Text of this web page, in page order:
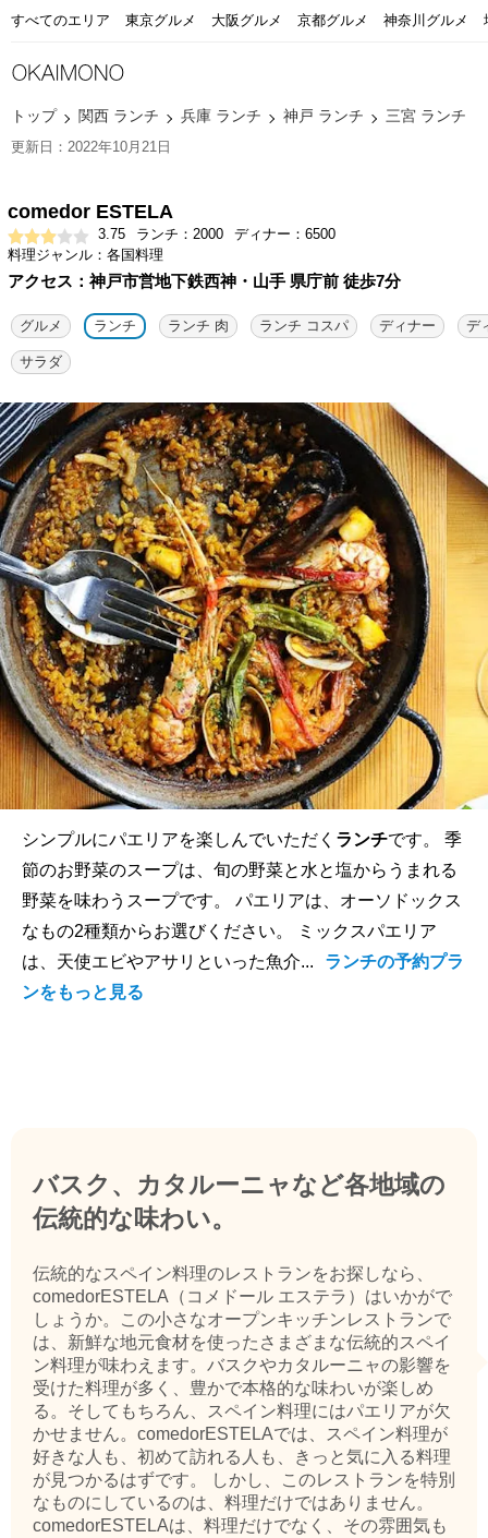
すべてのエリア 東京グルメ 大阪グルメ 京都グルメ 神奈川グルメ
トップ 関西 ランチ 兵庫 ランチ 神戸 ランチ 三宮 ランチ
更新日：2022年10月21日
comedor ESTELA
3.75 ランチ：2000
ディナー：6500
料理ジャンル：各国料理
アクセス：神戸市営地下鉄西神・山手 県庁前 徒歩7分
グルメ ランチ ランチ 肉 ランチ コスパ ディナー デ
サラダ
シンプルにパエリアを楽しんでいただく ランチです。 季
節のお野菜のスープは、旬の野菜と水と塩からうまれる
野菜を味わうスープです。 パエリアは、オーソドックス
なもの2種類からお選びください。 ミックスパエリア
は、天使エビやアサリといった魚介...
ランチの予約プラ
ンをもっと見る
バスク、カタルーニャなど各地域の
伝統的な味わい。
伝統的なスペイン料理のレストランをお探しなら、
comedorESTELA（コメドール エステラ）はいかがで
しょうか。この小さなオープンキッチンレストランで
は、新鮮な地元食材を使ったさまざまな伝統的スペイ
ン料理が味わえます。バスクやカタルーニャの影響を
受けた料理が多く、豊かで本格的な味わいが楽しめ
る。そしてもちろん、スペイン料理にはパエリアが欠
かせません。comedorESTELAでは、スペイン料理が
好きな人も、初めて訪れる人も、きっと気に入る料理
が見つかるはずです。 しかし、このレストランを特別
なものにしているのは、料理だけではありません。
comedorESTELAは、料理だけでなく、その雰囲気も